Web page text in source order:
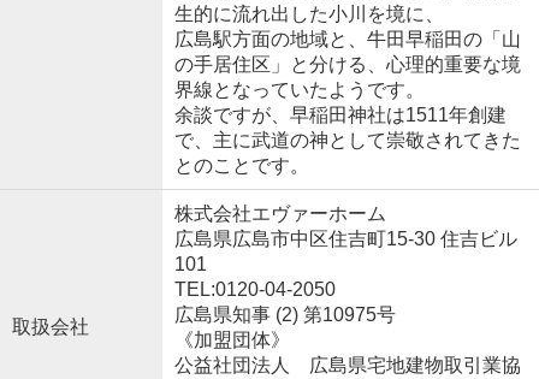
生的に流れ出した小川を境に、
広島駅方面の地域と、牛田早稲田の「山
の手居住区」と分ける、心理的重要な境
界線となっていたようです。
余談ですが、早稲田神社は1511年創建
で、主に武道の神として崇敬されてきた
とのことです。
取扱会社
株式会社エヴァーホーム
広島県広島市中区住吉町15-30 住吉ビル
101
TEL:0120-04-2050
広島県知事 (2) 第10975号
《加盟団体》
公益社団法人 広島県宅地建物取引業協